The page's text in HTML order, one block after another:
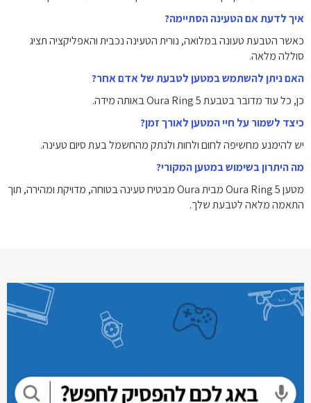
איך לדעת אם הטעינה הסתיימה?
כאשר הטבעת טעונה במלואה, נורית הטעינה נכבית והאפליקציה תציג
סוללה מלאה.
האם ניתן להשתמש במטען לטבעת של אדם אחר?
כן, כל עוד מדובר בטבעת Oura Ring 5 באותה מידה.
כיצד לשמור על חיי המטען לאורך זמן?
יש להימנע מחשיפה לחום ולחות ולנתק מהחשמל בעת סיום טעינה.
מה היתרון בשימוש במטען המקורי?
מטען Oura Ring 5 מבית Oura מבטיח טעינה בטוחה, מדויקת ומהירה, תוך
התאמה מלאה לטבעת שלך.